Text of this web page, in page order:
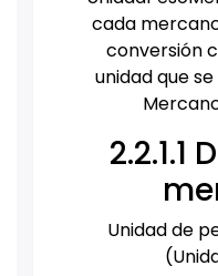
cada
conversión
unidad que
2.2.1.1
Unidad de